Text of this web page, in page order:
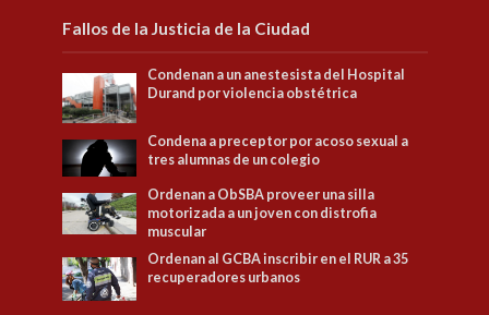
Fallos de la Justicia de la Ciudad
Condenan a un anestesista del Hospital
Durand por violencia obstétrica
Condena a preceptor por acoso sexual a
tres alumnas de un colegio
Ordenan a ObSBA proveer una silla
motorizada a un joven con distrofia
muscular
Ordenan al GCBA inscribir en el RUR a 35
recuperadores urbanos